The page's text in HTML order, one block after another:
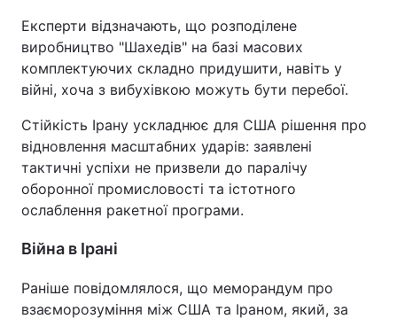
Експерти відзначають, що розподілене
виробництво "Шахедів" на базі масових
комплектуючих складно придушити, навіть у
війні, хоча з вибухівкою можуть бути перебої.
Стійкість Ірану ускладнює для США рішення про
відновлення масштабних ударів: заявлені
тактичні успіхи не призвели до паралічу
оборонної промисловості та істотного
ослаблення ракетної програми.
Війна в Ірані
Раніше повідомлялося, що меморандум про
взаєморозуміння між США та Іраном, який, за